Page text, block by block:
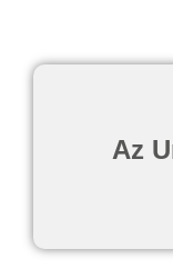
Az